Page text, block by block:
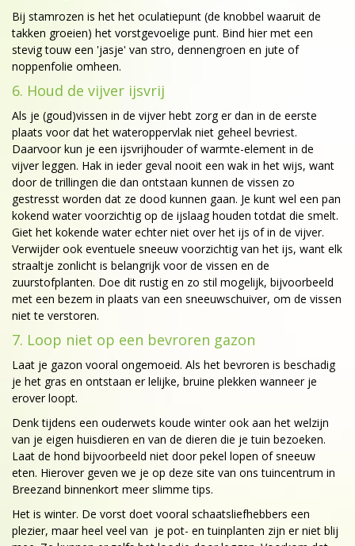
Bij stamrozen is het het oculatiepunt (de knobbel waaruit de
takken groeien) het vorstgevoelige punt. Bind hier met een
stevig touw een 'jasje' van stro, dennengroen en jute of
noppenfolie omheen.
6. Houd de vijver ijsvrij
Als je (goud)vissen in de vijver hebt zorg er dan in de eerste
plaats voor dat het wateroppervlak niet geheel bevriest.
Daarvoor kun je een ijsvrijhouder of warmte-element in de
vijver leggen. Hak in ieder geval nooit een wak in het wijs, want
door de trillingen die dan ontstaan kunnen de vissen zo
gestresst worden dat ze dood kunnen gaan. Je kunt wel een pan
kokend water voorzichtig op de ijslaag houden totdat die smelt.
Giet het kokende water echter niet over het ijs of in de vijver.
Verwijder ook eventuele sneeuw voorzichtig van het ijs, want elk
straaltje zonlicht is belangrijk voor de vissen en de
zuurstofplanten. Doe dit rustig en zo stil mogelijk, bijvoorbeeld
met een bezem in plaats van een sneeuwschuiver, om de vissen
niet te verstoren.
7. Loop niet op een bevroren gazon
Laat je gazon vooral ongemoeid. Als het bevroren is beschadig
je het gras en ontstaan er lelijke, bruine plekken wanneer je
erover loopt.
Denk tijdens een ouderwets koude winter ook aan het welzijn
van je eigen huisdieren en van de dieren die je tuin bezoeken.
Laat de hond bijvoorbeeld niet door pekel lopen of sneeuw
eten. Hierover geven we je op deze site van ons tuincentrum in
Breezand binnenkort meer slimme tips.
Het is winter. De vorst doet vooral schaatsliefhebbers een
plezier, maar heel veel van je pot- en tuinplanten zijn er niet blij